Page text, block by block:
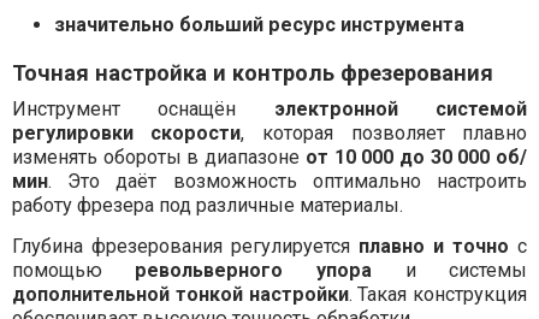
значительно больший ресурс инструмента
Точная настройка и контроль фрезерования
Инструмент оснащён электронной системой
регулировки скорости, которая позволяет плавно
изменять обороты в диапазоне от 10 000 до 30 000 об/
мин. Это даёт возможность оптимально настроить
работу фрезера под различные материалы.
Глубина фрезерования регулируется плавно и точно с
помощью револьверного упора и системы
дополнительной тонкой настройки. Такая конструкция